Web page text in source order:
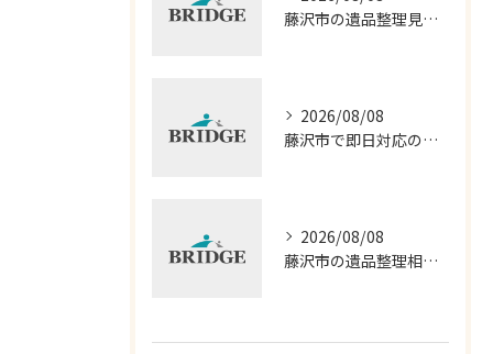
藤沢市の遺品整理見積もりと相談の流れ
2026/08/08
藤沢市で即日対応の遺品整理口コミ徹底解説
2026/08/08
藤沢市の遺品整理相談と見積もり費用の基本知識